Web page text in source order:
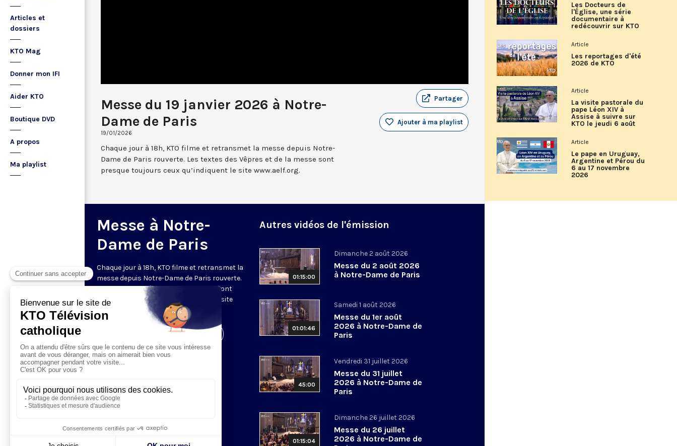
Articles et
dossiers
KTO Mag
Donner mon IFI
Aider KTO
Boutique DVD
A propos
Ma playlist
Messe du 19 janvier 2026 à Notre-
Dame de Paris
19/01/2026
Partager
Ajouter à ma playlist
Chaque jour à 18h, KTO filme et retransmet la messe depuis Notre-
Dame de Paris rouverte. Les textes des Vêpres et de la messe sont
presque toujours ceux qu’indiquent le site www.aelf.org.
Messe à Notre-
Dame de Paris
Chaque jour à 18h, KTO filme et retransmet la
messe depuis Notre-Dame de Paris rouverte.
Les textes des Vêpres et de la messe sont
presque toujours ceux qu’indiquent le site
Visiter la page de l'émission
Autres vidéos de l'émission
01:15:00
Dimanche 2 août 2026
Messe du 2 août 2026
à Notre-Dame de Paris
01:01:46
Samedi 1 août 2026
Messe du 1er août
2026 à Notre-Dame de
Paris
45:00
Vendredi 31 juillet 2026
Messe du 31 juillet
2026 à Notre-Dame de
Paris
01:15:04
Dimanche 26 juillet 2026
Messe du 26 juillet
2026 à Notre-Dame de
Les Docteurs de
l'Église, une série
documentaire à
redécouvrir sur KTO
Article
Les reportages d'été
2026 de KTO
Article
La visite pastorale du
pape Léon XIV à
Assise à suivre sur
KTO le jeudi 6 août
Article
Le pape en Uruguay,
Argentine et Pérou du
6 au 17 novembre
2026